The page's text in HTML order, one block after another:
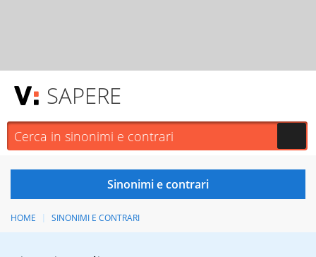
SAPERE
HOME SINONIMI E CONTRARI